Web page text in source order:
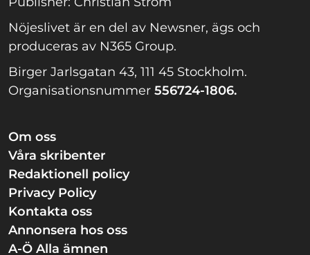
Nöjeslivet är en del av Newsner, ägs och
produceras av N365 Group.
Birger Jarlsgatan 43, 111 45 Stockholm.
Organisationsnummer 556724-1806.
Om oss
Våra skribenter
Redaktionell policy
Privacy Policy
Kontakta oss
Annonsera hos oss
A-Ö Alla ämnen